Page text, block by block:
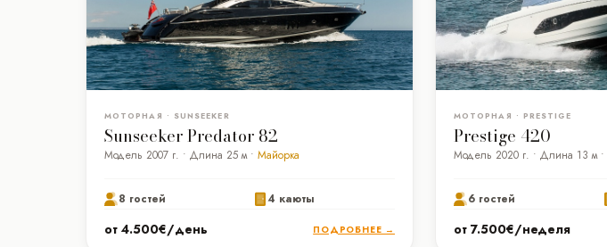
МОТОРНАЯ • SUNSEEKER
Sunseeker Predator 82
Модель 2007 г. • Длина 25 м • Майорка
8 гостей 4 каюты
от 4.500€/день ПОДРОБНЕЕ →
МОТОРНАЯ • PRESTIGE
Prestige 420
Модель 2020 г. • Длина 13 м •
6 гостей
от 7.500€/неделя